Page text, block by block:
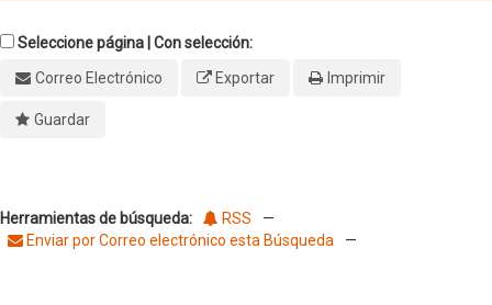
Seleccione página | Con selección:
Correo Electrónico
Exportar Imprimir
Guardar
Herramientas de búsqueda: RSS
—
Enviar por Correo electrónico esta Búsqueda
—